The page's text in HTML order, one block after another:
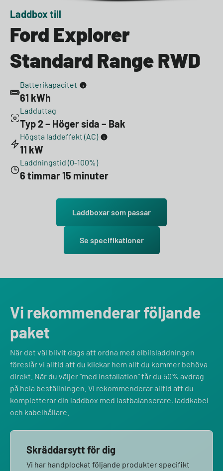
Laddbox till
Ford Explorer
Standard Range RWD
Batterikapacitet
61 kWh
Ladduttag
Typ 2 – Höger sida – Bak
Högsta laddeffekt (AC)
11 kW
Laddningstid (0-100%)
6 timmar 15 minuter
Laddboxar som passar
Se specifikationer
Vi rekommenderar följande
paket
När det väl blivit dags att ordna med elbilsladdningen
föreslår vi alltid att du klickar hem allt du kommer behöva
direkt. När du väljer “med installation” får du 50% avdrag
på hela beställningen. Vi rekommenderar alltid att du
kompletterar din laddbox med lastbalanserare, laddkabel
och kabelhållare.
Skräddarsytt för dig
Vi har handplockat följande produkter specifikt